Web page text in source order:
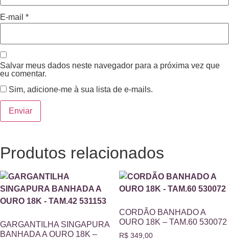
E-mail *
Salvar meus dados neste navegador para a próxima vez que
eu comentar.
Sim, adicione-me à sua lista de e-mails.
Produtos relacionados
GARGANTILHA SINGAPURA
BANHADA A OURO 18K –
CORDÃO BANHADO A
OURO 18K – TAM.60 530072
R$349,00